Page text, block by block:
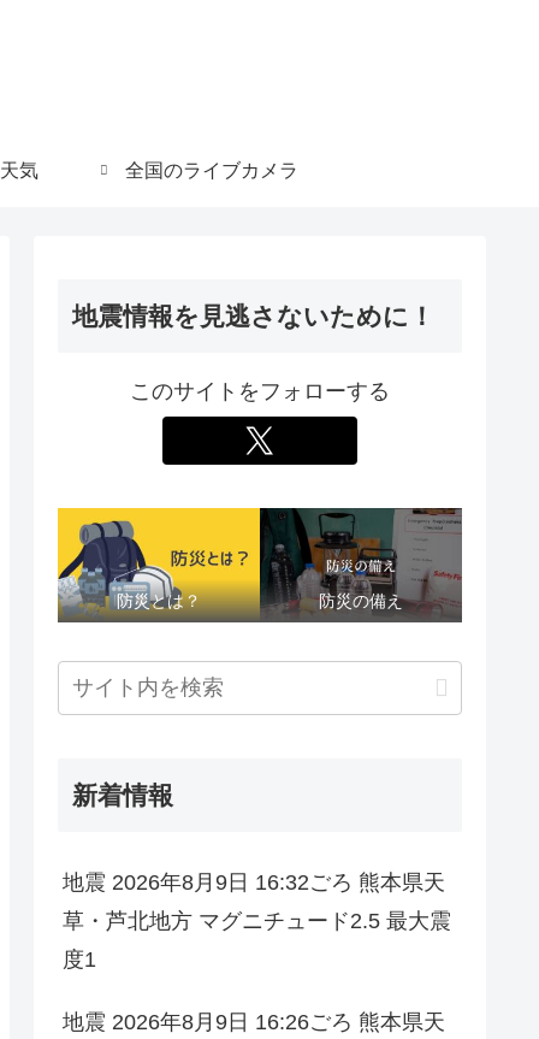
天気 全国のライブカメラ
地震情報を見逃さないために！
このサイトをフォローする
防災とは？ 防災の備え
新着情報
地震 2026年8月9日 16:32ごろ 熊本県天
草・芦北地方 マグニチュード2.5 最大震
度1
地震 2026年8月9日 16:26ごろ 熊本県天